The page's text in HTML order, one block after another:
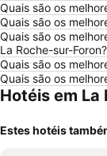
Quais são os
Quais são os
Quais são os
La Roche-sur-Foron?
Quais são os
Quais são os
Hotéis em La
Estes hotéis